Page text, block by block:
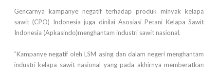
Gencarnya kampanye negatif terhadap produk minyak kelapa
sawit (CPO) Indonesia juga dinilai Asosiasi Petani Kelapa Sawit
Indonesia (Apkasindo)menghantam industri sawit nasional.
"Kampanye negatif oleh LSM asing dan dalam negeri menghantam
industri kelapa sawit nasional yang pada akhirnya memberatkan